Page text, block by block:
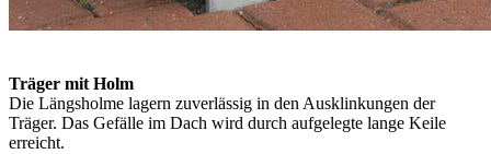
Träger mit Holm
Die Längsholme lagern zuverlässig in den Ausklinkungen der
Träger. Das Gefälle im Dach wird durch aufgelegte lange Keile
erreicht.